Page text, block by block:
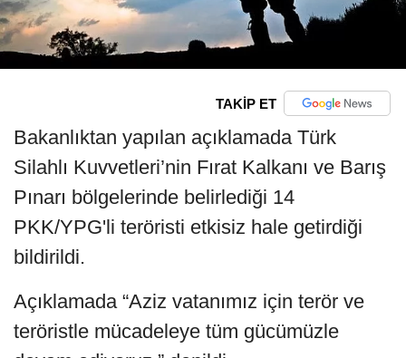
TAKİP ET
Bakanlıktan yapılan açıklamada Türk
Silahlı Kuvvetleri’nin Fırat Kalkanı ve Barış
Pınarı bölgelerinde belirlediği 14
PKK/YPG'li teröristi etkisiz hale getirdiği
bildirildi.
Açıklamada “Aziz vatanımız için terör ve
teröristle mücadeleye tüm gücümüzle